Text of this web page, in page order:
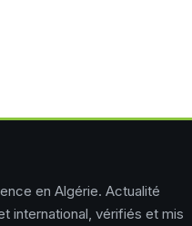
en Algérie. Actualité
international, vérifiés et mis